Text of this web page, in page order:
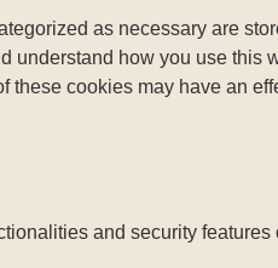
as necessary are
understand how you use this
these cookies may have an
and security features